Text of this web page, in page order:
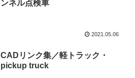
ンネル点検車
2021.05.06
CADリンク集／軽トラック・
pickup truck